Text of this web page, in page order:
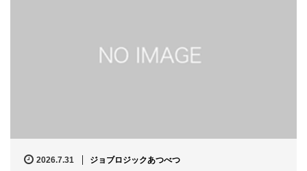
2026.7.31 ジョブロジックあつべつ